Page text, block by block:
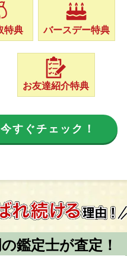
特典 バースデー特典
お友達紹介特典
すぐチェック！
鑑定士が査定！